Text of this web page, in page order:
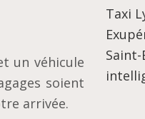
un véhicule
soient
arrivée.
Taxi